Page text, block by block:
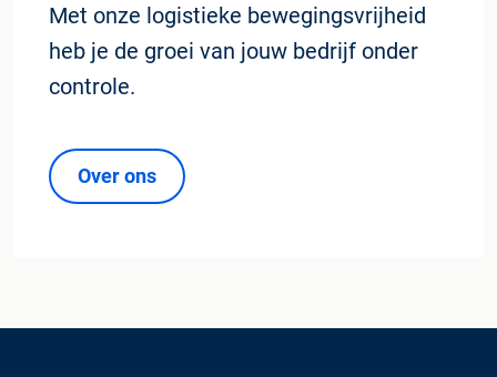
Met onze logistieke bewegingsvrijheid
heb je de groei van jouw bedrijf onder
controle.
Over ons